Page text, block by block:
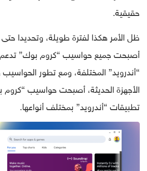
حقيقية.
أصبحت جميع حواسيب “كروم بوك”
“أندرويد” المختلفة، ومع تطور
الأجهزة الحديثة، أصبحت حواسيب
تطبيقات “أندرويد” بمختلف أنواعها.